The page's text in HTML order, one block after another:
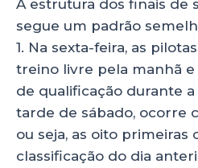
A estrutura dos finais de
segue um padrão
1. Na sexta-feira, as
treino livre pela manhã e
de qualificação durante a
tarde de sábado, ocorre
ou seja, as oito primeiras
classificação do dia